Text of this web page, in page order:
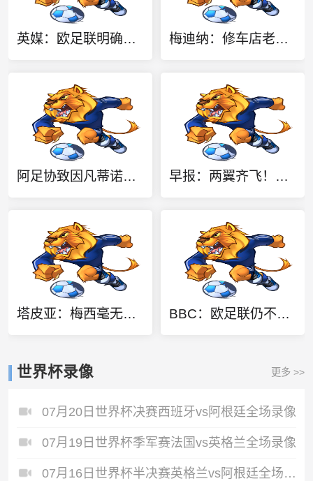
英媒：欧足联明确继续抵制FIFA赛事，中北美多国不再信任因凡蒂诺 梅迪纳：修车店老板对我大谈世界杯决赛阴谋论，知道我谁后他哭了
阿足协致因凡蒂诺：支持您过去10年工作，由您继续领导是正确道路 早报：两翼齐飞！皇马总价1.4亿签迪奥曼德，续约维尼修斯至2032
塔皮亚：梅西毫无疑问是2026世界杯最佳，国家队大门永远为他敞开 BBC：欧足联仍不信任因凡蒂诺，任何人或机构为他辩护都无济于事
世界杯录像 更多 >>
07月20日世界杯决赛西班牙vs阿根廷全场录像
07月19日世界杯季军赛法国vs英格兰全场录像
07月16日世界杯半决赛英格兰vs阿根廷全场录像